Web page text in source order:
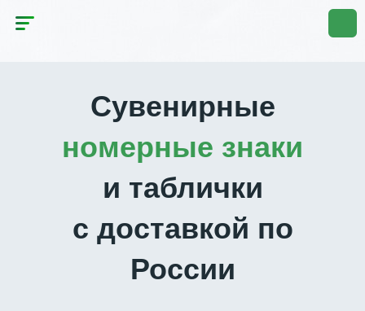
Сувенирные
номерные знаки
и таблички
с доставкой по
России